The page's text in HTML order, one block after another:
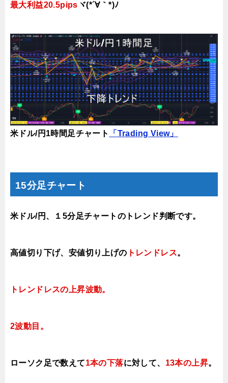
最大利益20.5pips ヾ(*´∀｀*)ﾉ
米ドル/円1時間足チャート 「Trading View」
15分足チャート
米ドル/円、１5分足チャートのトレンド判断です。
高値切り下げ、 安値切り上げの トレンドレス。
トレンドレスの上昇波動。
2波動目。
ローソク足で数えて1本の下落に対して、 13本の上昇。